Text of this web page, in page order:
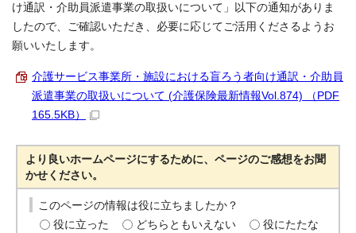
け通訳・介助員派遣事業の取扱いについて」以下の通知がありま
したので、ご確認いただき、必要に応じてご活用くださるようお
願いいたします。
介護サービス事業所・施設における盲ろう者向け通訳・介助員
派遣事業の取扱いについて (介護保険最新情報Vol.874) （PDF
165.5KB）
より良いホームページにするために、ページのご感想をお聞
かせください。
このページの情報は役に立ちましたか？
役に立った
どちらともいえない
役にたたな